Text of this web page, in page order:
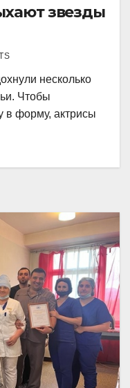
звезды
несколько
Чтобы
в форму, актрисы